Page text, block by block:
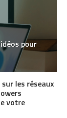
pour
les réseaux
votre